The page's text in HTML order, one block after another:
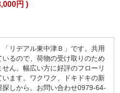
円 )
リデアル東中津Ｂ」です。共用
るので、荷物の受け取りのため
ん。幅広い方に好評のフローリ
ます。ワクワク、ドキドキの新
しから。お問い合わせ0979-64-